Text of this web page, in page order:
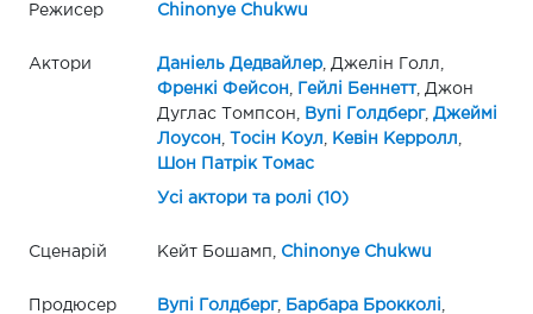
Режисер Chinonye Chukwu
Актори Даніель Дедвайлер, Джелін Голл,
Френкі Фейсон
Гейлі Беннетт, Джон
Дуглас Томпсон,
Вупі Голдберг, Джеймі
Лоусон
Тосін Коул Кевін Керролл
Шон Патрік Томас
Усі актори та ролі (10)
Сценарій Кейт Бошамп, Chinonye Chukwu
Продюсер Вупі Голдберг, Барбара Брокколі